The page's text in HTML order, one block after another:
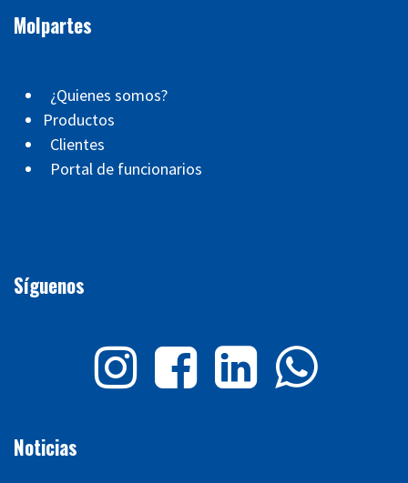
Molpartes
¿Quienes somos?
Productos
Clientes
Portal de funcionarios
Síguenos
Noticias